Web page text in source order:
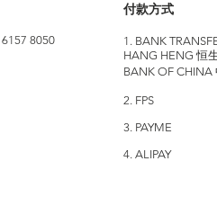
6157 8050
付款方式
1. BANK
HANG HENG 恒
BANK OF CHINA
2. FPS
3. PAYME
4. ALIPAY